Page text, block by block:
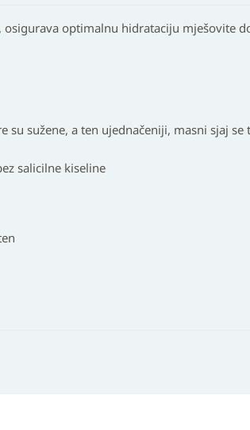
optimalnu hidrataciju mješovite
sužene, a ten ujednačeniji, masni sjaj se
salicilne kiseline